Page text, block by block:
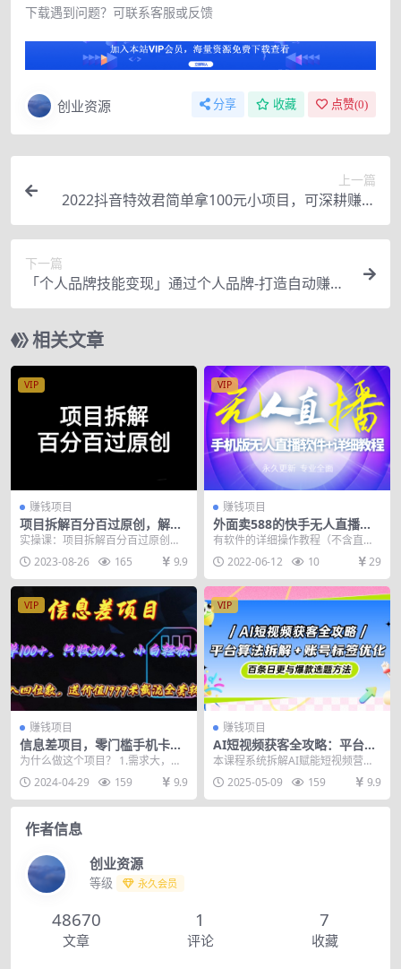
下载遇到问题？可联系客服或反馈
创业资源 分享 收藏 点赞(0)
上一篇
2022抖音特效君简单拿100元小项目，可深耕赚更
多（3节视频课+素材）
下一篇
「个人品牌技能变现」通过个人品牌-打造自动赚钱
系统（29节视频课程）
相关文章
VIP
赚钱项目
项目拆解百分百过原创，解决
项目拆解赛道难过原创的问题
实操课：项目拆解百分百过原创教
学
2023-08-26 165 9.9
VIP
赚钱项目
外面卖588的快手无人直播手
机版【直播脚本+软件操作教
程】
有软件的详细操作教程（不含直播
素材） 一部手机就可以实现无人直
播 24小时无人直...
2022-06-12 10 29
VIP
赚钱项目
信息差项目，零门槛手机卡推
广，一单100+，送价值1999
为什么做这个项目？ 1.需求大，只
要用手机，必须要用卡 2.流量大，
消费低 3....
2024-04-29 159 9.9
VIP
赚钱项目
AI短视频获客全攻略：平台算
法拆解+账号标签优化，百条
本课程系统拆解AI赋能短视频营销
全链路，从平台算法规则、账号标
签定位到AI工具应...
2025-05-09 159 9.9
作者信息
创业资源
等级 永久会员
48670
文章
1
评论
7
收藏